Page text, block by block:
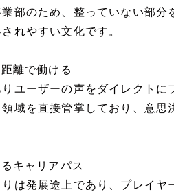
部のため、整っていない部分
れやすい文化です。
離で働ける
ユーザーの声をダイレクトに
域を直接管掌しており、意思
キャリアパス
は発展途上であり、プレイヤ